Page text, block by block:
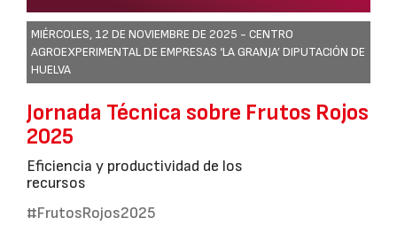
MIÉRCOLES, 12 DE NOVIEMBRE DE 2025 - CENTRO
AGROEXPERIMENTAL DE EMPRESAS ‘LA GRANJA’ DIPUTACIÓN DE
HUELVA
Jornada Técnica sobre Frutos Rojos
2025
Eficiencia y productividad de los
recursos
#FrutosRojos2025